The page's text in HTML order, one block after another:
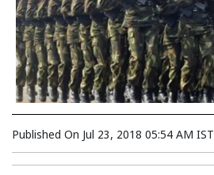
Published On Jul 23, 2018 05:54 AM IST